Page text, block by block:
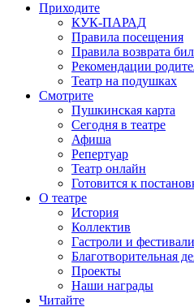
Приходите
КУК-ПАРАД
Правила посещения
Правила возврата
Рекомендации
Театр на подушках
Смотрите
Пушкинская карта
Сегодня в театре
Афиша
Репертуар
Театр онлайн
Готовится к
О театре
История
Коллектив
Гастроли и фестивали
Благотворительная
Проекты
Наши награды
Читайте